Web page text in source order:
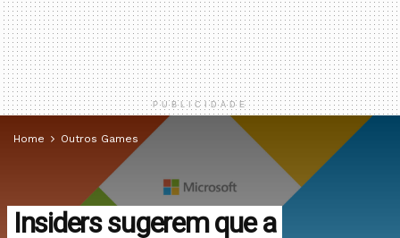
PUBLICIDADE
Home Outros Games
Insiders sugerem que a